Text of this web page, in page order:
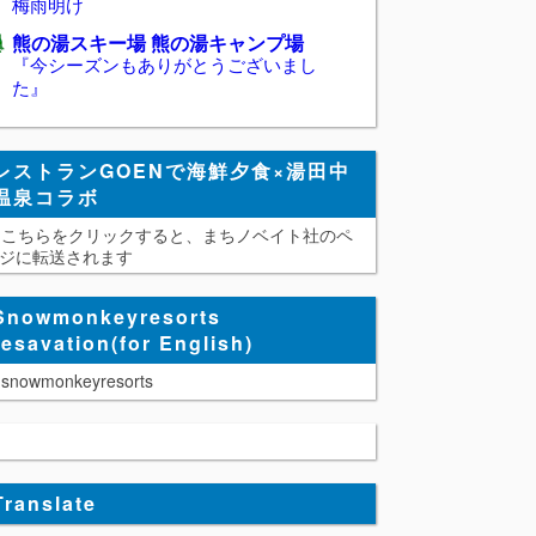
熊の湯スキー場 熊の湯キャンプ場
『今シーズンもありがとうございまし
た』
ストランGOENで海鮮夕食×湯田中
泉コラボ
こちらをクリックすると、まちノベイト社のペ
に転送されます
English)
snowmonkeyresorts